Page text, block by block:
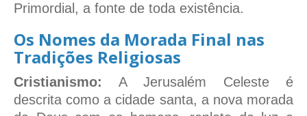
Primordial, a fonte de toda existência.
Os Nomes da Morada Final nas
Tradições Religiosas
Cristianismo: A Jerusalém Celeste é
descrita como a cidade santa, a nova morada